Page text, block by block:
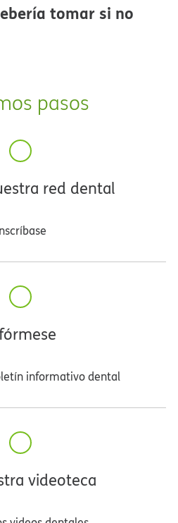
tomar si no
pasos​​
red dental​​
informativo dental​​
videoteca​​